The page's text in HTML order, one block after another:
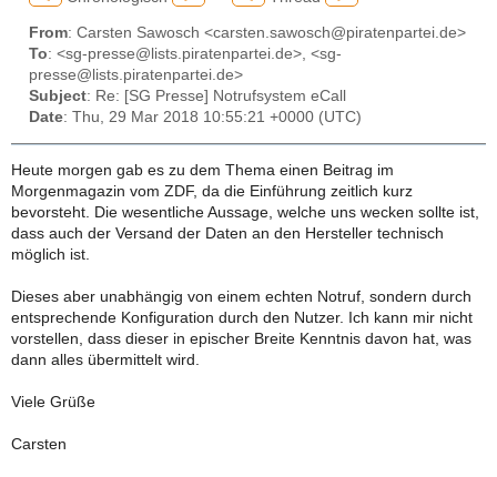
From: Carsten Sawosch <carsten.sawosch@piratenpartei.de>
To: <sg-presse@lists.piratenpartei.de>, <sg-
presse@lists.piratenpartei.de>
Subject: Re: [SG Presse] Notrufsystem eCall
Date: Thu, 29 Mar 2018 10:55:21 +0000 (UTC)
Heute morgen gab es zu dem Thema einen Beitrag im
Morgenmagazin vom ZDF, da die Einführung zeitlich kurz
bevorsteht. Die wesentliche Aussage, welche uns wecken sollte ist,
dass auch der Versand der Daten an den Hersteller technisch
möglich ist.
Dieses aber unabhängig von einem echten Notruf, sondern durch
entsprechende Konfiguration durch den Nutzer. Ich kann mir nicht
vorstellen, dass dieser in epischer Breite Kenntnis davon hat, was
dann alles übermittelt wird.
Viele Grüße
Carsten